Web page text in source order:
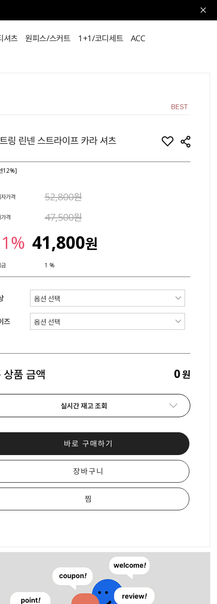
셔츠 원피스/스커트 1+1/코디세트 ACC
링 린넨 스트라이프 카라 셔츠
12%]
가격 52,800원
격 47,500원
41,800원
1 %
즈
상품 금액 0원
실시간 재고 조회
바로 구매하기
장바구니
찜